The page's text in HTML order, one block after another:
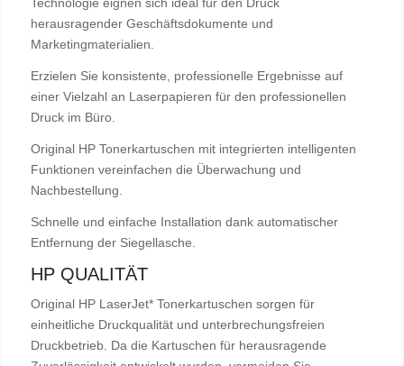
herausragender Geschäftsdokumente und
Marketingmaterialien.
Erzielen Sie konsistente, professionelle Ergebnisse auf
einer Vielzahl an Laserpapieren für den professionellen
Druck im Büro.
Original HP Tonerkartuschen mit integrierten intelligenten
Funktionen vereinfachen die Überwachung und
Nachbestellung.
Schnelle und einfache Installation dank automatischer
Entfernung der Siegellasche.
HP QUALITÄT
Original HP LaserJet* Tonerkartuschen sorgen für
einheitliche Druckqualität und unterbrechungsfreien
Druckbetrieb. Da die Kartuschen für herausragende